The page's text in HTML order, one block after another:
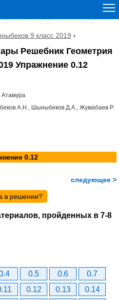
9 класс 2019 ›
Решебник Геометрия
Упражнение 0.12
Атамура
А.Н., Шыныбеков Д.А., Жумабаев Р.
0.12
следующее >
в решении?
пройденных в 7-8
0.5 0.6
0.7
0.12 0.13
0.14